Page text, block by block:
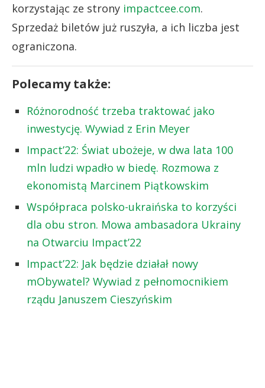
korzystając ze strony impactcee.com.
Sprzedaż biletów już ruszyła, a ich liczba jest
ograniczona.
Polecamy także:
Różnorodność trzeba traktować jako
inwestycję. Wywiad z Erin Meyer
Impact’22: Świat ubożeje, w dwa lata 100
mln ludzi wpadło w biedę. Rozmowa z
ekonomistą Marcinem Piątkowskim
Współpraca polsko-ukraińska to korzyści
dla obu stron. Mowa ambasadora Ukrainy
na Otwarciu Impact’22
Impact’22: Jak będzie działał nowy
mObywatel? Wywiad z pełnomocnikiem
rządu Januszem Cieszyńskim